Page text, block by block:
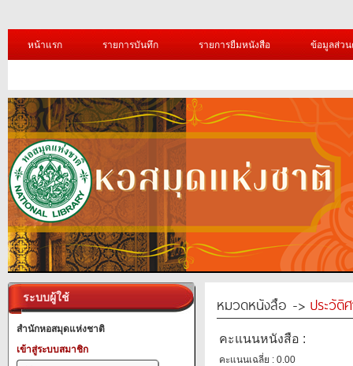
หน้าแรก รายการบันทึก รายการยืมหนังสือ ข้อมูลส่ว
ระบบผู้ใช้
สำนักหอสมุดแห่งชาติ
เข้าสู่ระบบสมาชิก
หมวดหนังสือ -> ประวัติ
คะแนนหนังสือ :
คะแนนเฉลี่ย : 0.00